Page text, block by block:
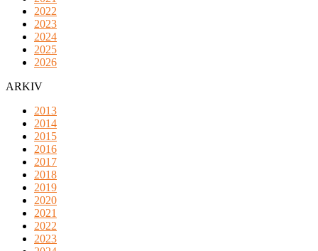
2022
2023
2024
2025
2026
ARKIV
2013
2014
2015
2016
2017
2018
2019
2020
2021
2022
2023